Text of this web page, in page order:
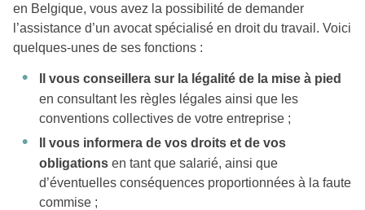
en Belgique, vous avez la possibilité de demander
l’assistance d’un avocat spécialisé en droit du travail. Voici
quelques-unes de ses fonctions :
Il vous conseillera sur la légalité de la mise à pied
en consultant les règles légales ainsi que les
conventions collectives de votre entreprise ;
Il vous informera de vos droits et de vos
obligations en tant que salarié, ainsi que
d’éventuelles conséquences proportionnées à la faute
commise ;